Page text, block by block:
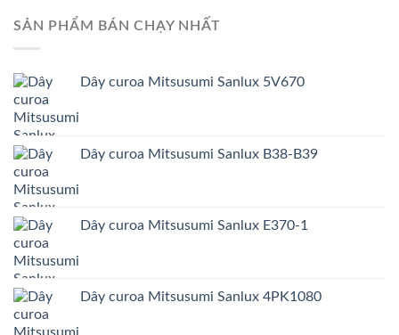
SẢN PHẨM BÁN CHẠY NHẤT
Dây curoa Mitsusumi Sanlux 5V670
Dây curoa Mitsusumi Sanlux B38-B39
Dây curoa Mitsusumi Sanlux E370-1
Dây curoa Mitsusumi Sanlux 4PK1080